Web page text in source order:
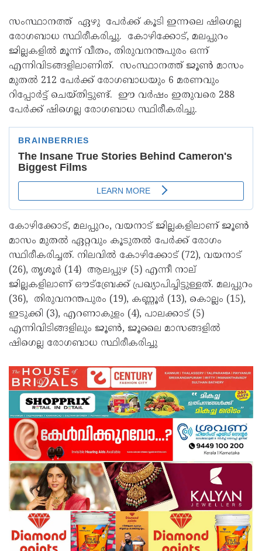
സംസ്ഥാനത്ത് ഏഴു പേർക്ക് കൂടി ഇന്നലെ ഷിഗെല്ല
രോഗബാധ സ്ഥിരീകരിച്ചു. കോഴിക്കോട്, മലപ്പുറം
ജില്ലകളിൽ മൂന്ന് വീതം, തിരുവനന്തപുരം ഒന്ന്
എന്നിവിടങ്ങളിലാണിത്. സംസ്ഥാനത്ത് ജൂൺ മാസം
മുതൽ 212 പേർക്ക് രോഗബാധയും 6 മരണവും
റിപ്പോർട്ട് ചെയ്തിട്ടുണ്ട്. ഈ വർഷം ഇതുവരെ 288
പേർക്ക് ഷിഗെല്ല രോഗബാധ സ്ഥിരീകരിച്ചു.
കോഴിക്കോട്, മലപ്പുറം, വയനാട് ജില്ലകളിലാണ് ജൂൺ
മാസം മുതൽ ഏറ്റവും കൂടുതൽ പേർക്ക് രോഗം
സ്ഥിരീകരിച്ചത്. നിലവിൽ കോഴിക്കോട് (72), വയനാട്
(26), തൃശൂർ (14) ആലപ്പുഴ (5) എന്നീ നാല്
ജില്ലകളിലാണ് ഔട്‌ബ്രേക്ക് പ്രഖ്യാപിച്ചിട്ടുള്ളത്. മലപ്പുറം
(36), തിരുവനന്തപുരം (19), കണ്ണൂർ (13), കൊല്ലം (15),
ഇടുക്കി (3), എറണാകുളം (4), പാലക്കാട് (5)
എന്നിവിടിങ്ങളിലും ജൂൺ, ജൂലൈ മാസങ്ങളിൽ
ഷിഗെല്ല രോഗബാധ സ്ഥിരീകരിച്ചു